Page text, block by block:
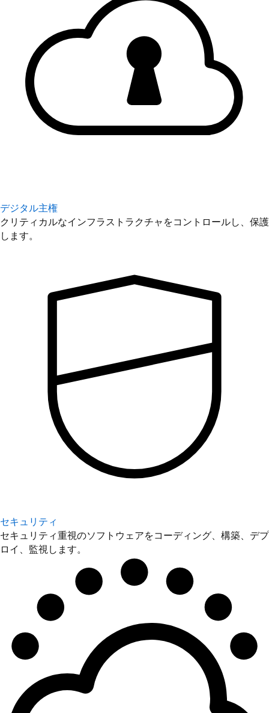
デジタル主権
クリティカルなインフラストラクチャをコントロールし、保護
します。
セキュリティ
セキュリティ重視のソフトウェアをコーディング、構築、デプ
ロイ、監視します。